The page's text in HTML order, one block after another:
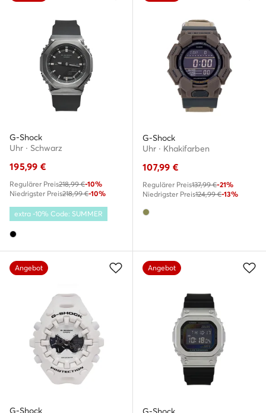
G-Shock
Uhr · Schwarz
195,99 €
Regulärer Preis218,99 €-10%
Niedrigster Preis218,99 €-10%
extra -10% Code: SUMMER
G-Shock
Uhr · Khakifarben
107,99 €
Regulärer Preis137,99 €-21%
Niedrigster Preis124,99 €-13%
Angebot
G-Shock
Angebot